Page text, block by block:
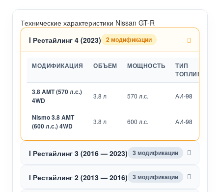
Технические характеристики Nissan GT-R
I Рестайлинг 4 (2023)
2 модификации
МОДИФИКАЦИЯ ОБЪЕМ МОЩНОСТЬ
ТИП
ТОПЛИВА
3.8 AMT (570 л.с.)
4WD
3.8 л 570 л.с. АИ-98
Nismo 3.8 AMT
(600 л.с.) 4WD
3.8 л 600 л.с. АИ-98
I Рестайлинг 3 (2016 — 2023) 3 модификации
I Рестайлинг 2 (2013 — 2016) 3 модификации